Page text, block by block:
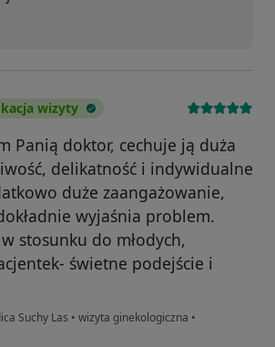
wizyty
Panią doktor, cechuje ją duża
delikatność i indywidualne
duże zaangażowanie,
wyjaśnia problem.
stosunku do młodych,
świetne podejście i
Suchy Las • wizyta ginekologiczna •